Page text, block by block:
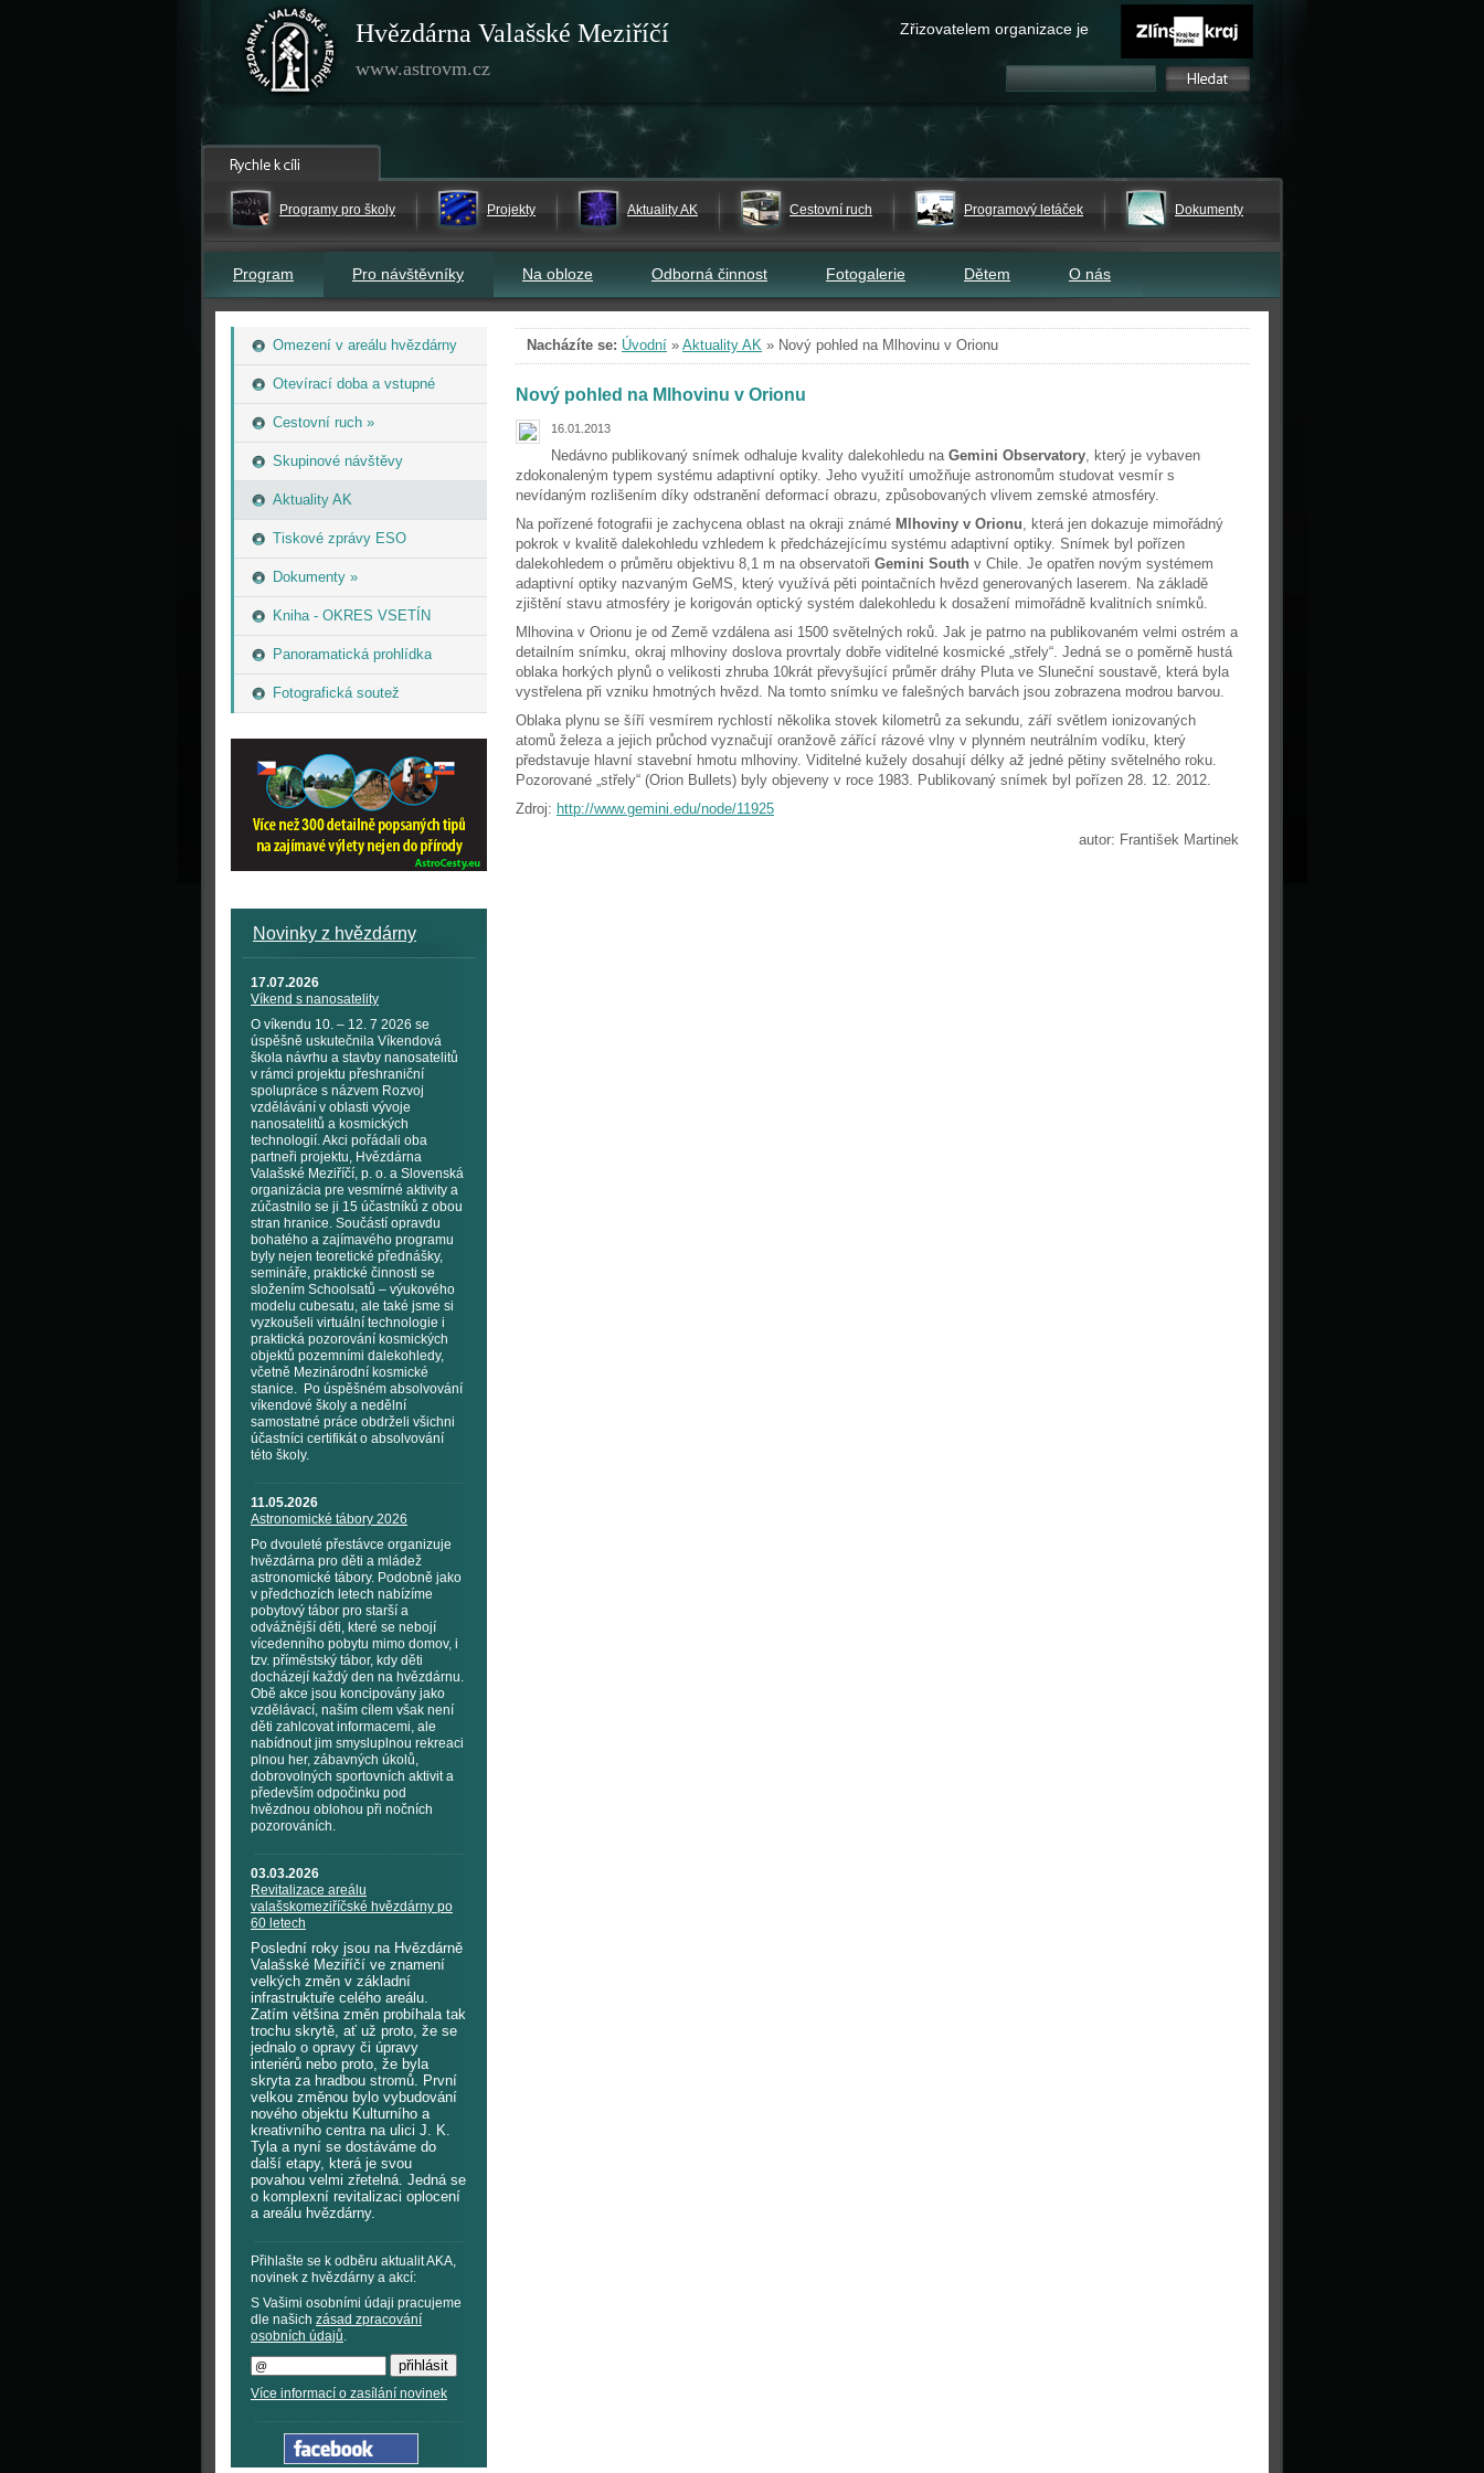
Hvězdárna Valašské Meziříčí
www.astrovm.cz
Zřizovatelem organizace je
Programy pro školy Projekty Aktuality AK Cestovní ruch Programový letáček Dokumenty
Program Pro návštěvníky Na obloze Odborná činnost Fotogalerie Dětem O nás
Omezení v areálu hvězdárny
Otevírací doba a vstupné
Cestovní ruch »
Skupinové návštěvy
Aktuality AK
Tiskové zprávy ESO
Dokumenty »
Kniha - OKRES VSETÍN
Panoramatická prohlídka
Fotografická soutež
Novinky z hvězdárny
17.07.2026
Víkend s nanosatelity
O víkendu 10. – 12. 7 2026 se
úspěšně uskutečnila Víkendová
škola návrhu a stavby nanosatelitů
v rámci projektu přeshraniční
spolupráce s názvem Rozvoj
vzdělávání v oblasti vývoje
nanosatelitů a kosmických
technologií. Akci pořádali oba
partneři projektu, Hvězdárna
Valašské Meziříčí, p. o. a Slovenská
organizácia pre vesmírné aktivity a
zúčastnilo se ji 15 účastníků z obou
stran hranice. Součástí opravdu
bohatého a zajímavého programu
byly nejen teoretické přednášky,
semináře, praktické činnosti se
složením Schoolsatů – výukového
modelu cubesatu, ale také jsme si
vyzkoušeli virtuální technologie i
praktická pozorování kosmických
objektů pozemními dalekohledy,
včetně Mezinárodní kosmické
stanice. Po úspěšném absolvování
víkendové školy a nedělní
samostatné práce obdrželi všichni
účastníci certifikát o absolvování
této školy.
11.05.2026
Astronomické tábory 2026
Po dvouleté přestávce organizuje
hvězdárna pro děti a mládež
astronomické tábory. Podobně jako
v předchozích letech nabízíme
pobytový tábor pro starší a
odvážnější děti, které se nebojí
vícedenního pobytu mimo domov, i
tzv. příměstský tábor, kdy děti
docházejí každý den na hvězdárnu.
Obě akce jsou koncipovány jako
vzdělávací, naším cílem však není
děti zahlcovat informacemi, ale
nabídnout jim smysluplnou rekreaci
plnou her, zábavných úkolů,
dobrovolných sportovních aktivit a
především odpočinku pod
hvězdnou oblohou při nočních
pozorováních.
03.03.2026
Revitalizace areálu
valašskomeziříčské hvězdárny po
60 letech
Poslední roky jsou na Hvězdárně
Valašské Meziříčí ve znamení
velkých změn v základní
infrastruktuře celého areálu.
Zatím většina změn probíhala tak
trochu skrytě, ať už proto, že se
jednalo o opravy či úpravy
interiérů nebo proto, že byla
skryta za hradbou stromů. První
velkou změnou bylo vybudování
nového objektu Kulturního a
kreativního centra na ulici J. K.
Tyla a nyní se dostáváme do
další etapy, která je svou
povahou velmi zřetelná. Jedná se
o komplexní revitalizaci oplocení
a areálu hvězdárny.
Přihlašte se k odběru aktualit AKA,
novinek z hvězdárny a akcí:
S Vašimi osobními údaji pracujeme
dle našich zásad zpracování
osobních údajů.
Více informací o zasílání novinek
Nacházíte se: Úvodní » Aktuality AK » Nový pohled na Mlhovinu v Orionu
Nový pohled na Mlhovinu v Orionu
16.01.2013
Nedávno publikovaný snímek odhaluje kvality dalekohledu na Gemini Observatory, který je vybaven
zdokonaleným typem systému adaptivní optiky. Jeho využití umožňuje astronomům studovat vesmír s
nevídaným rozlišením díky odstranění deformací obrazu, způsobovaných vlivem zemské atmosféry.
Na pořízené fotografii je zachycena oblast na okraji známé Mlhoviny v Orionu, která jen dokazuje mimořádný
pokrok v kvalitě dalekohledu vzhledem k předcházejícímu systému adaptivní optiky. Snímek byl pořízen
dalekohledem o průměru objektivu 8,1 m na observatoři Gemini South v Chile. Je opatřen novým systémem
adaptivní optiky nazvaným GeMS, který využívá pěti pointačních hvězd generovaných laserem. Na základě
zjištění stavu atmosféry je korigován optický systém dalekohledu k dosažení mimořádně kvalitních snímků.
Mlhovina v Orionu je od Země vzdálena asi 1500 světelných roků. Jak je patrno na publikovaném velmi ostrém a
detailním snímku, okraj mlhoviny doslova provrtaly dobře viditelné kosmické „střely“. Jedná se o poměrně hustá
oblaka horkých plynů o velikosti zhruba 10krát převyšující průměr dráhy Pluta ve Sluneční soustavě, která byla
vystřelena při vzniku hmotných hvězd. Na tomto snímku ve falešných barvách jsou zobrazena modrou barvou.
Oblaka plynu se šíří vesmírem rychlostí několika stovek kilometrů za sekundu, září světlem ionizovaných
atomů železa a jejich průchod vyznačují oranžově zářící rázové vlny v plynném neutrálním vodíku, který
představuje hlavní stavební hmotu mlhoviny. Viditelné kužely dosahují délky až jedné pětiny světelného roku.
Pozorované „střely“ (Orion Bullets) byly objeveny v roce 1983. Publikovaný snímek byl pořízen 28. 12. 2012.
Zdroj: http://www.gemini.edu/node/11925
autor: František Martinek